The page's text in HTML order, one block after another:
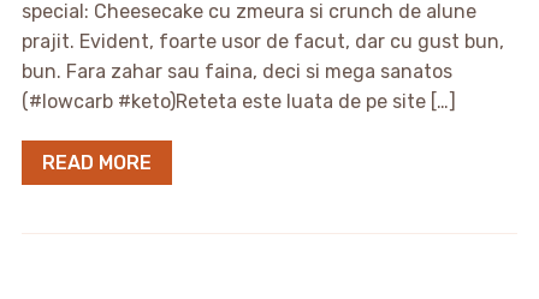
special: Cheesecake cu zmeura si crunch de alune
prajit. Evident, foarte usor de facut, dar cu gust bun,
bun. Fara zahar sau faina, deci si mega sanatos
(#lowcarb #keto)Reteta este luata de pe site […]
READ MORE